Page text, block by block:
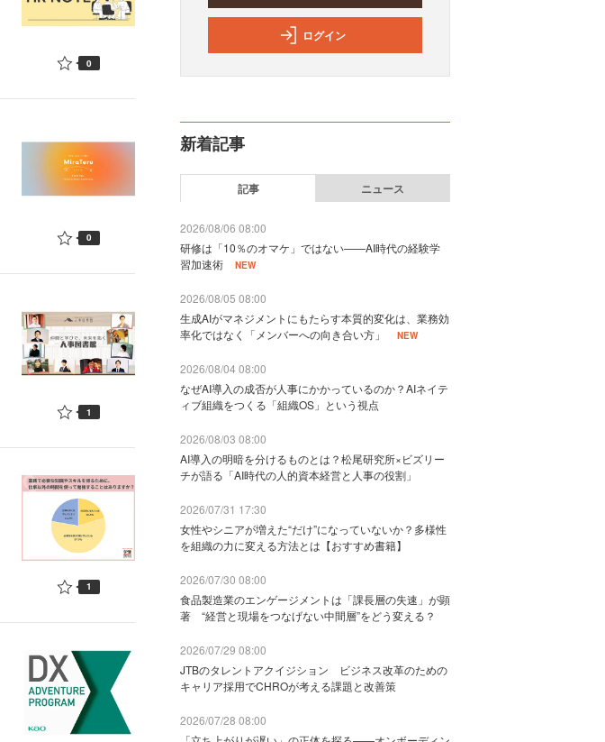
0
0
1
1
ログイン
新着記事
記事 ニュース
2026/08/06 08:00
研修は「10％のオマケ」ではない——AI時代の経験学
習加速術
NEW
2026/08/05 08:00
生成AIがマネジメントにもたらす本質的変化は、業務効
率化ではなく「メンバーへの向き合い方」
NEW
2026/08/04 08:00
なぜAI導入の成否が人事にかかっているのか？AIネイテ
ィブ組織をつくる「組織OS」という視点
2026/08/03 08:00
AI導入の明暗を分けるものとは？松尾研究所×ビズリー
チが語る「AI時代の人的資本経営と人事の役割」
2026/07/31 17:30
女性やシニアが増えた“だけ”になっていないか？多様性
を組織の力に変える方法とは【おすすめ書籍】
2026/07/30 08:00
食品製造業のエンゲージメントは「課長層の失速」が顕
著 “経営と現場をつなげない中間層”をどう変える？
2026/07/29 08:00
JTBのタレントアクイジション ビジネス改革のための
キャリア採用でCHROが考える課題と改善策
2026/07/28 08:00